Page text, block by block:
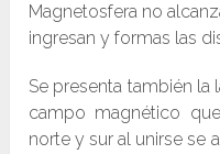
Magnetosfera no
ingresan y formas las
Se presenta también la
campo magnético
norte y sur al unirse se